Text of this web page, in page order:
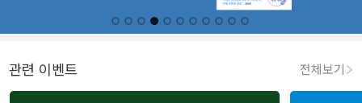
관련 이벤트 전체보기